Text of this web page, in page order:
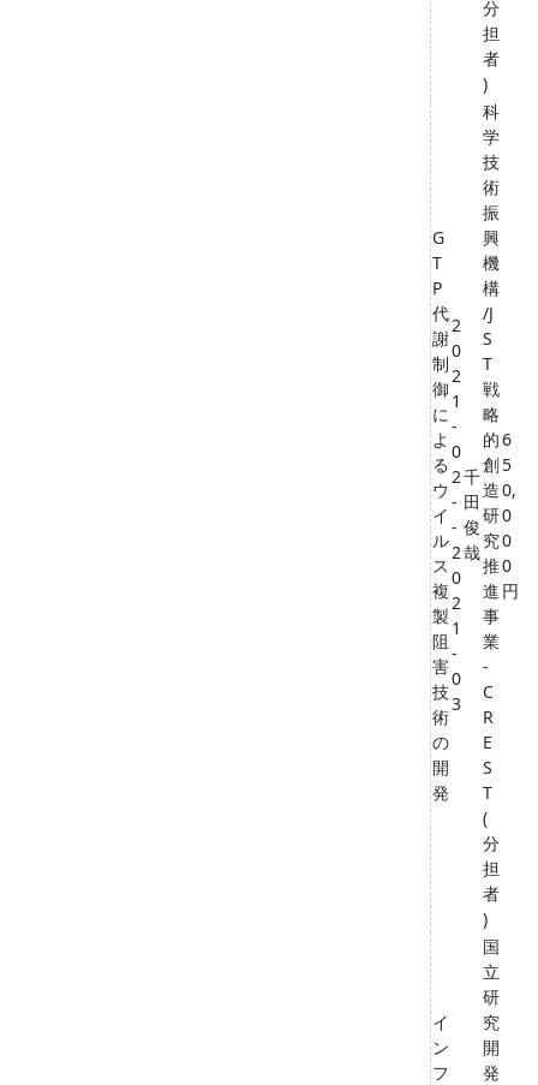
分
担
者
)
G
T
P
代
謝
制
御
に
よ
る
ウ
イ
ル
ス
複
製
阻
害
技
術
の
開
発
2
0
2
1
-
0
2
-
-
2
0
2
1
-
0
3
千
田
俊
哉
科
学
技
術
振
興
機
構
/J
S
T
戦
略
的
創
造
研
究
推
進
事
業
-
C
R
E
S
T
(
分
担
者
)
6
5
0,
0
0
0
円
イ
ン
フ
国
立
研
究
開
発